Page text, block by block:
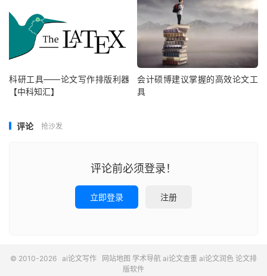
科研工具——论文写作排版利器
【中科知汇】
会计硕博建议掌握的高效论文工
具
评论 抢沙发
评论前必须登录！
立即登录 注册
© 2010-2026 ai论文写作 网站地图 学术导航 ai论文查重 ai论文润色 论文排
版软件